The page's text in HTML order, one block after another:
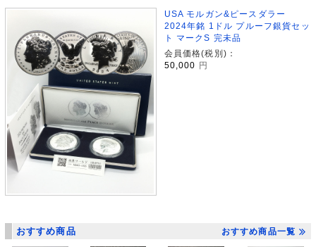
USA モルガン&ピースダラー
2024年銘 1ドル プルーフ銀貨セッ
ト マークS 完未品
会員価格(税別)：
50,000 円
おすすめ商品 おすすめ商品一覧